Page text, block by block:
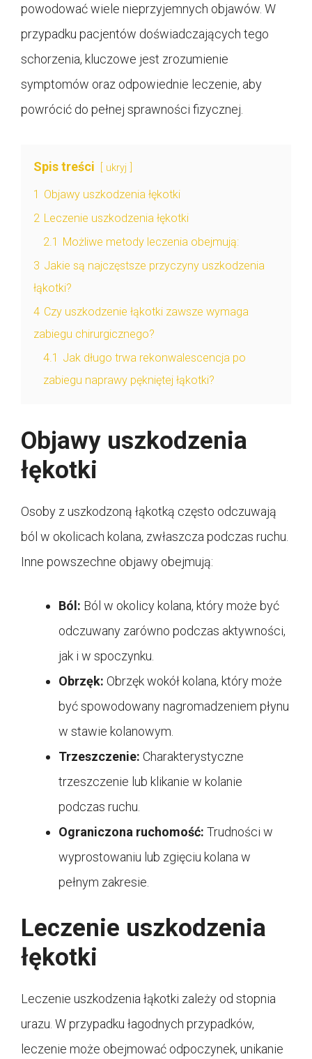
powodować wiele nieprzyjemnych objawów. W
przypadku pacjentów doświadczających tego
schorzenia, kluczowe jest zrozumienie
symptomów oraz odpowiednie leczenie, aby
powrócić do pełnej sprawności fizycznej.
Spis treści ukryj
1 Objawy uszkodzenia łękotki
2 Leczenie uszkodzenia łękotki
2.1 Możliwe metody leczenia obejmują:
3 Jakie są najczęstsze przyczyny uszkodzenia
łąkotki?
4 Czy uszkodzenie łąkotki zawsze wymaga
zabiegu chirurgicznego?
4.1 Jak długo trwa rekonwalescencja po
zabiegu naprawy pękniętej łąkotki?
Objawy uszkodzenia
łękotki
Osoby z uszkodzoną łąkotką często odczuwają
ból w okolicach kolana, zwłaszcza podczas ruchu.
Inne powszechne objawy obejmują:
Ból: Ból w okolicy kolana, który może być
odczuwany zarówno podczas aktywności,
jak i w spoczynku.
Obrzęk: Obrzęk wokół kolana, który może
być spowodowany nagromadzeniem płynu
w stawie kolanowym.
Trzeszczenie: Charakterystyczne
trzeszczenie lub klikanie w kolanie
podczas ruchu.
Ograniczona ruchomość: Trudności w
wyprostowaniu lub zgięciu kolana w
pełnym zakresie.
Leczenie uszkodzenia
łękotki
Leczenie uszkodzenia łąkotki zależy od stopnia
urazu. W przypadku łagodnych przypadków,
leczenie może obejmować odpoczynek, unikanie